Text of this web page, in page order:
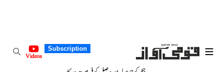
Subscription
Videos